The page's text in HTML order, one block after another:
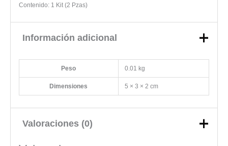
Contenido: 1 Kit (2 Pzas)
Información adicional
Peso 0.01 kg
Dimensiones 5 × 3 × 2 cm
Valoraciones (0)